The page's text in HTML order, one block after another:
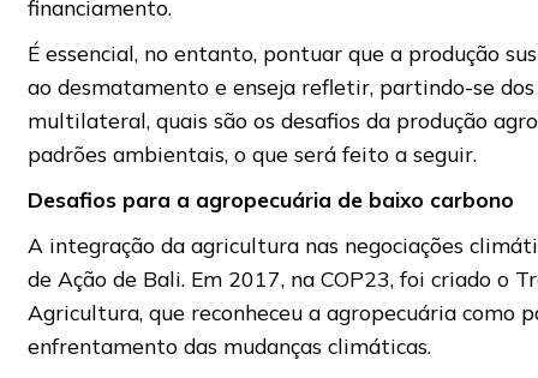
financiamento.
É essencial, no entanto, pontuar que a produção
ao desmatamento e enseja refletir, partindo-se
multilateral, quais são os desafios da produção
padrões ambientais, o que será feito a seguir.
Desafios para a agropecuária de baixo carbono
A integração da agricultura nas negociações
de Ação de Bali. Em 2017, na COP23, foi criado o
Agricultura, que reconheceu a agropecuária como
enfrentamento das mudanças climáticas.